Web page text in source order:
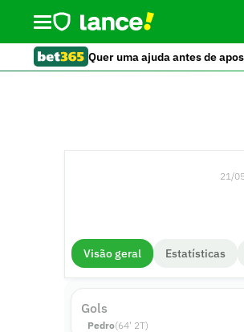
Quer uma ajuda antes de
21/
Visão geral Estatísticas
Gols
(64' 2T)
Pedro